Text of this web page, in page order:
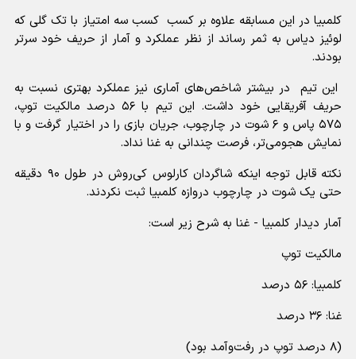
کلمبیا در این مسابقه علاوه بر کسب کسب سه امتیاز با تک گلی که
لوئیز دیاس به ثمر رساند از نظر عملکرد و آمار از حریف خود سرتر
بودند.
این تیم در بیشتر شاخص‌های آماری نیز عملکرد بهتری نسبت به
حریف آفریقایی خود داشت. این تیم با ۵۶ درصد مالکیت توپ،
۵۷۵ پاس و ۶ شوت در چارچوب، جریان بازی را در اختیار گرفت و با
نمایش هجومی‌تر، فرصت چندانی به غنا نداد.
نکته قابل توجه اینکه شاگردان کارلوس کی‌روش در طول ۹۰ دقیقه
حتی یک شوت در چارچوب دروازه کلمبیا ثبت نکردند.
آمار دیدار کلمبیا - غنا به شرح زیر است:
مالکیت توپ
کلمبیا: ۵۶ درصد
غنا: ۳۶ درصد
(۸ درصد توپ در رفت‌وآمد بود)